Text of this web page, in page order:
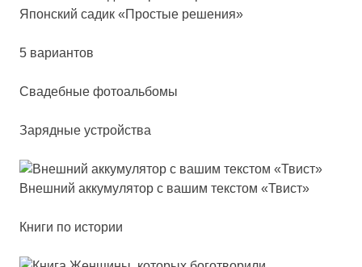
Япон­ский са­дик «Прос­тые ре­ше­ния»
5 вариантов
Сва­деб­ные фо­то­аль­бо­мы
Зарядные устройства
Внеш­ний ак­ку­му­ля­тор с ва­шим тек­стом «Твист»
Книги по истории